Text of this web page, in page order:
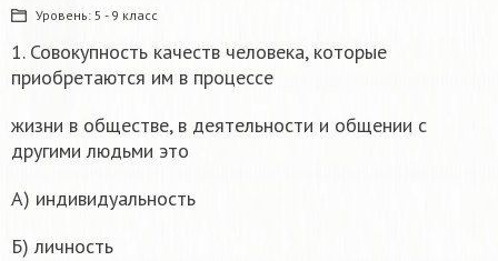
Уровень: 5 - 9 класс
1. Совокупность качеств человека, которые
приобретаются им в процессе
жизни в обществе, в деятельности и общении с
другими людьми это
A) индивидуальность
Б) личность